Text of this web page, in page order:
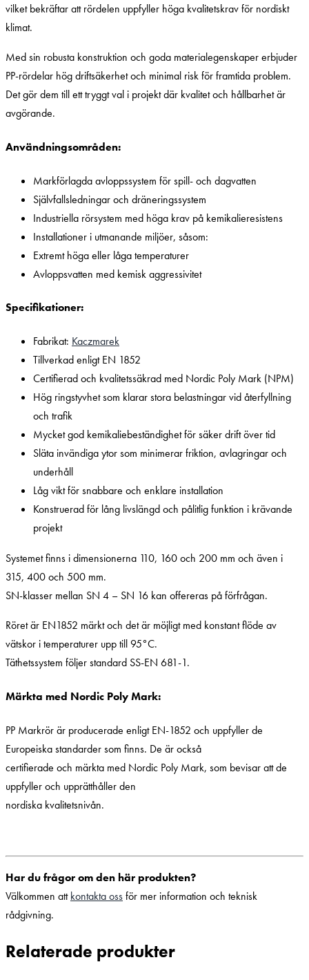
vilket bekräftar att rördelen uppfyller höga kvalitetskrav för nordiskt
klimat.
Med sin robusta konstruktion och goda materialegenskaper erbjuder
PP-rördelar hög driftsäkerhet och minimal risk för framtida problem.
Det gör dem till ett tryggt val i projekt där kvalitet och hållbarhet är
avgörande.
Användningsområden:
Markförlagda avloppssystem för spill- och dagvatten
Självfallsledningar och dräneringssystem
Industriella rörsystem med höga krav på kemikalieresistens
Installationer i utmanande miljöer, såsom:
Extremt höga eller låga temperaturer
Avloppsvatten med kemisk aggressivitet
Specifikationer:
Fabrikat: Kaczmarek
Tillverkad enligt EN 1852
Certifierad och kvalitetssäkrad med Nordic Poly Mark (NPM)
Hög ringstyvhet som klarar stora belastningar vid återfyllning
och trafik
Mycket god kemikaliebeständighet för säker drift över tid
Släta invändiga ytor som minimerar friktion, avlagringar och
underhåll
Låg vikt för snabbare och enklare installation
Konstruerad för lång livslängd och pålitlig funktion i krävande
projekt
Systemet finns i dimensionerna 110, 160 och 200 mm och även i
315, 400 och 500 mm.
SN-klasser mellan SN 4 – SN 16 kan offereras på förfrågan.
Röret är EN1852 märkt och det är möjligt med konstant flöde av
vätskor i temperaturer upp till 95°C.
Täthetssystem följer standard SS-EN 681-1.
Märkta med Nordic Poly Mark:
PP Markrör är producerade enligt EN-1852 och uppfyller de
Europeiska standarder som finns. De är också
certifierade och märkta med Nordic Poly Mark, som bevisar att de
uppfyller och upprätthåller den
nordiska kvalitetsnivån.
Har du frågor om den här produkten?
Välkommen attkontakta ossför mer information och teknisk
rådgivning.
Relaterade produkter